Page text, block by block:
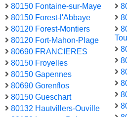
80150 Fontaine-sur-Maye
80150 Forest-l'Abbaye
80120 Forest-Montiers
80120 Fort-Mahon-Plage
80690 FRANCIERES
80150 Froyelles
80150 Gapennes
80690 Gorenflos
80150 Gueschart
80132 Hautvillers-Ouville